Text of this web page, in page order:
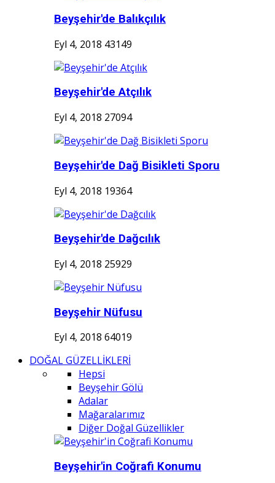
Beyşehir'de Balıkçılık
Eyl 4, 2018 43149
Beyşehir'de Atçılık
Eyl 4, 2018 27094
Beyşehir'de Dağ Bisikleti Sporu
Eyl 4, 2018 19364
Beyşehir'de Dağcılık
Eyl 4, 2018 25929
Beyşehir Nüfusu
Eyl 4, 2018 64019
DOĞAL GÜZELLİKLERİ
Hepsi
Beyşehir Gölü
Adalar
Mağaralarımız
Diğer Doğal Güzellikler
Beyşehir'in Coğrafi Konumu